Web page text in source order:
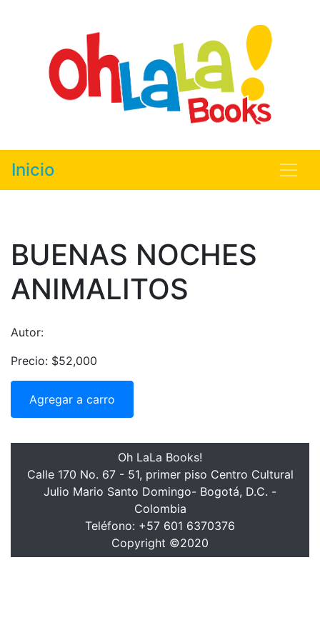
Inicio
BUENAS NOCHES
ANIMALITOS
Autor:
Precio: $52,000
Agregar a carro
Oh LaLa Books!
Calle 170 No. 67 - 51, primer piso Centro Cultural
Julio Mario Santo Domingo- Bogotá, D.C. -
Colombia
Teléfono: +57 601 6370376
Copyright ©2020